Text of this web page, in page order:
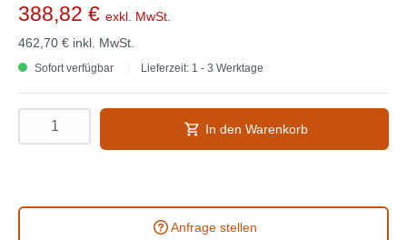
388,82 € exkl. MwSt.
462,70 € inkl. MwSt.
Sofort verfügbar Lieferzeit: 1 - 3 Werktage
In den Warenkorb
Anfrage stellen